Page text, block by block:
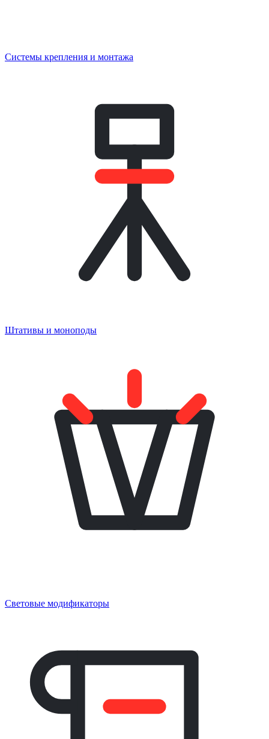
Системы крепления и монтажа
Штативы и моноподы
Световые модификаторы